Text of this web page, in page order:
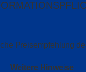
Preisempfehlung
Weitere Hinweise